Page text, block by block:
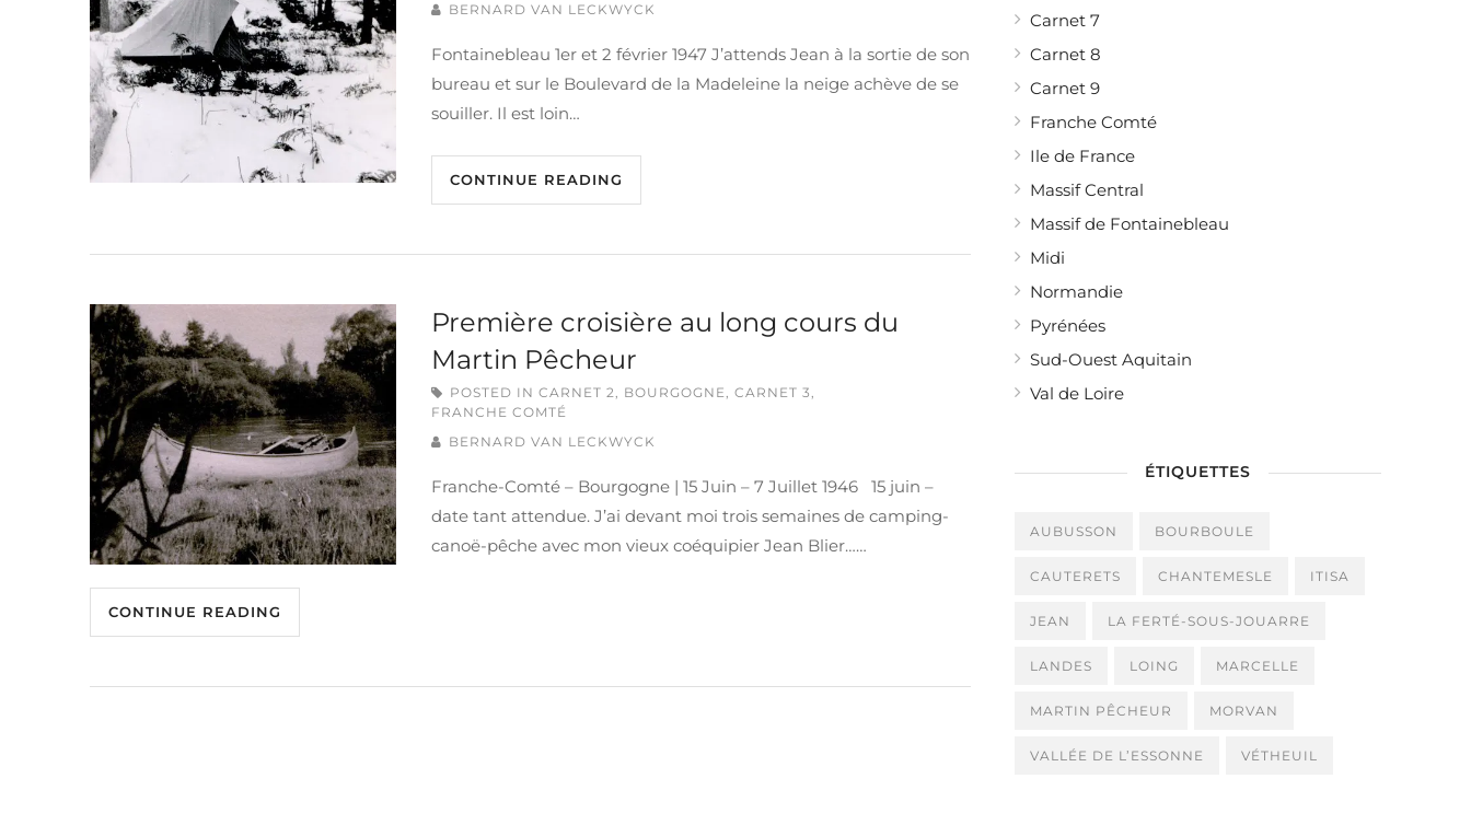
BERNARD VAN LECKWYCK
Fontainebleau 1er et 2 février 1947 J’attends Jean à la sortie de son
bureau et sur le Boulevard de la Madeleine la neige achève de se
souiller. Il est loin…
CONTINUE READING
Première croisière au long cours du
Martin Pêcheur
POSTED IN CARNET 2, BOURGOGNE, CARNET 3,
FRANCHE COMTÉ
BERNARD VAN LECKWYCK
Franche-Comté – Bourgogne | 15 Juin – 7 Juillet 1946 15 juin –
date tant attendue. J’ai devant moi trois semaines de camping-
canoë-pêche avec mon vieux coéquipier Jean Blier……
CONTINUE READING
Carnet 7
Carnet 8
Carnet 9
Franche Comté
Ile de France
Massif Central
Massif de Fontainebleau
Midi
Normandie
Pyrénées
Sud-Ouest Aquitain
Val de Loire
ÉTIQUETTES
AUBUSSON BOURBOULE
CAUTERETS CHANTEMESLE ITISA
JEAN LA FERTÉ-SOUS-JOUARRE
LANDES LOING MARCELLE
MARTIN PÊCHEUR MORVAN
VALLÉE DE L’ESSONNE VÉTHEUIL